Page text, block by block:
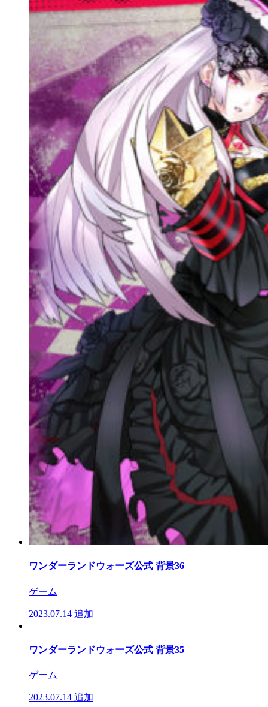
ワンダーランドウォーズ公式 背景36
ゲーム
2023.07.14 追加
ワンダーランドウォーズ公式 背景35
ゲーム
2023.07.14 追加